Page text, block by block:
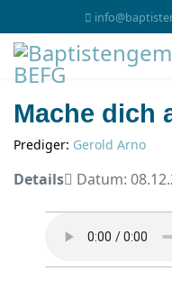
Mache dich
Prediger: Gerold Arno
Details Datum: